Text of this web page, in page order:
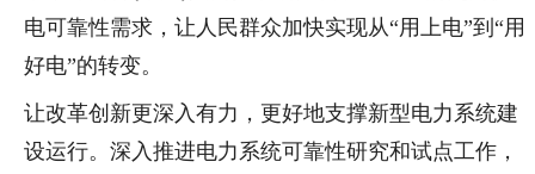
电可靠性需求，让人民群众加快实现从“用上电”到“用
好电”的转变。
让改革创新更深入有力，更好地支撑新型电力系统建
设运行。深入推进电力系统可靠性研究和试点工作，